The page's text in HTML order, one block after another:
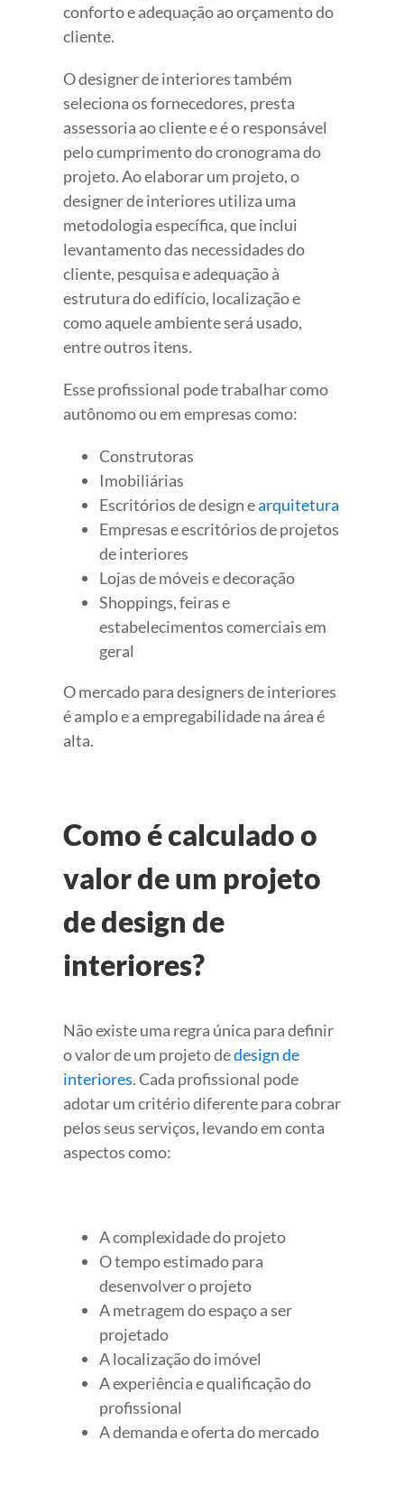
conforto e adequação ao orçamento do
cliente.
O designer de interiores também
seleciona os fornecedores, presta
assessoria ao cliente e é o responsável
pelo cumprimento do cronograma do
projeto. Ao elaborar um projeto, o
designer de interiores utiliza uma
metodologia específica, que inclui
levantamento das necessidades do
cliente, pesquisa e adequação à
estrutura do edifício, localização e
como aquele ambiente será usado,
entre outros itens.
Esse profissional pode trabalhar como
autônomo ou em empresas como:
Construtoras
Imobiliárias
Escritórios de design earquitetura
Empresas e escritórios de projetos
de interiores
Lojas de móveis e decoração
Shoppings, feiras e
estabelecimentos comerciais em
geral
O mercado para designers de interiores
é amplo e a empregabilidade na área é
alta.
Como é calculado o
valor de um projeto
de design de
interiores?
Não existe uma regra única para definir
o valor de um projeto dedesign de
interiores. Cada profissional pode
adotar um critério diferente para cobrar
pelos seus serviços, levando em conta
aspectos como:
A complexidade do projeto
O tempo estimado para
desenvolver o projeto
A metragem do espaço a ser
projetado
A localização do imóvel
A experiência e qualificação do
profissional
A demanda e oferta do mercado